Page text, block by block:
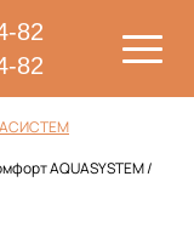
82
82
AQUASYSTEM /